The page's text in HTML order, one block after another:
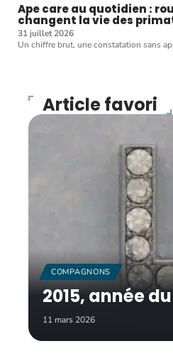
Ape care au quotidien :
changent la vie des
31 juillet 2026
Un chiffre brut, une constatation sans
Article favori
COMPAGNONS
2015, année du
11 mars 2026